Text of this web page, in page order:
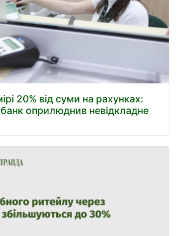
20% від суми на рахунках:
оприлюднив невідкладне